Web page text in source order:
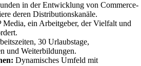
in der Entwicklung von Commerce-
deren Distributionskanäle.
Media, ein Arbeitgeber, der Vielfalt und
30 Urlaubstage,
und Weiterbildungen.
Dynamisches Umfeld mit